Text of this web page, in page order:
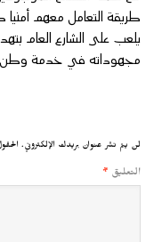
طريقة التعامل معهم أمنيا
يلعب على الشارع العام
مجهوداته في خدمة وطن
لن يتم نشر عنوان بريدك الإلكتروني.
التعليق *